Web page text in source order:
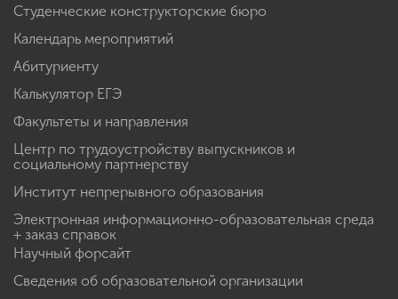
Студенческие конструкторские бюро
Календарь мероприятий
Абитуриенту
Калькулятор ЕГЭ
Факультеты и направления
Центр по трудоустройству выпускников и
социальному партнерству
Институт непрерывного образования
Электронная информационно-образовательная среда
+ заказ справок
Научный форсайт
Сведения об образовательной организации